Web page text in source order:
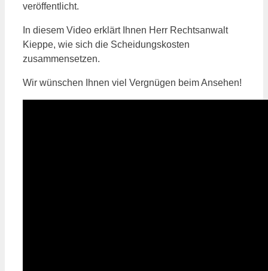
veröffentlicht.
In diesem Video erklärt Ihnen Herr Rechtsanwalt
Kieppe, wie sich die Scheidungskosten
zusammensetzen.
Wir wünschen Ihnen viel Vergnügen beim Ansehen!